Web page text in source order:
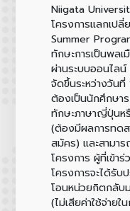
Niigata
โครงการแลกเป
Summer
ทักษะการเป็นพล
ผ่านระบบออนไล
จัดขึ้นระหว่างวัน
ต้องเป็นนักศึกษ
ทักษะภาษาญี่ปุ่นห
(ต้องมีผลการทด
สมัคร) และสามา
โครงการ ผู้ที่เข้า
โครงการจะได้รับ
โอนหน่วยกิตกลับ
(ไม่เสียค่าใช้จ่ายใ